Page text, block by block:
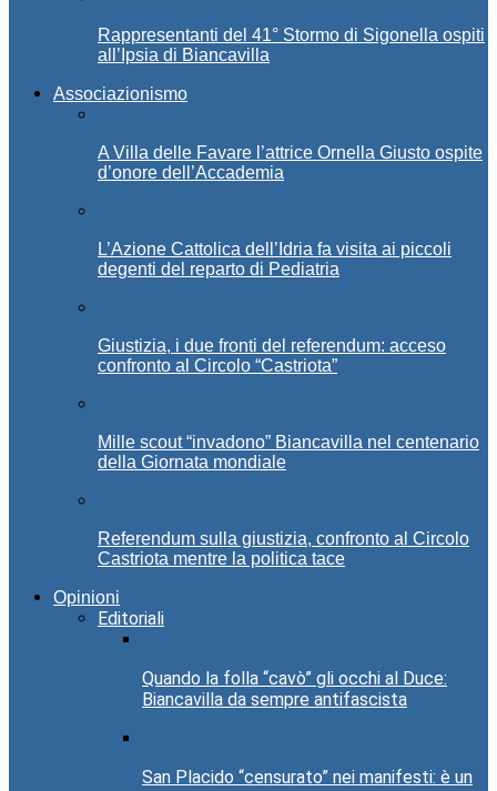
Rappresentanti del 41° Stormo di Sigonella ospiti
all’Ipsia di Biancavilla
Associazionismo
A Villa delle Favare l’attrice Ornella Giusto ospite
d’onore dell’Accademia
L’Azione Cattolica dell’Idria fa visita ai piccoli
degenti del reparto di Pediatria
Giustizia, i due fronti del referendum: acceso
confronto al Circolo “Castriota”
Mille scout “invadono” Biancavilla nel centenario
della Giornata mondiale
Referendum sulla giustizia, confronto al Circolo
Castriota mentre la politica tace
Opinioni
Editoriali
Quando la folla “cavò” gli occhi al Duce:
Biancavilla da sempre antifascista
San Placido “censurato” nei manifesti: è un